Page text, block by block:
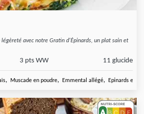
avec notre Gratin d'Épinards, un plat sain et
3 pts WW 11 glucide
, Muscade en poudre, Emmental allégé, Epinards en